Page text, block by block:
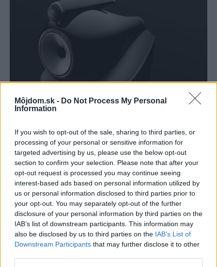
Môjdom.sk - Do Not Process My Personal
Information
If you wish to opt-out of the sale, sharing to third parties, or
processing of your personal or sensitive information for
targeted advertising by us, please use the below opt-out
section to confirm your selection. Please note that after your
opt-out request is processed you may continue seeing
interest-based ads based on personal information utilized by
us or personal information disclosed to third parties prior to
your opt-out. You may separately opt-out of the further
disclosure of your personal information by third parties on the
IAB’s list of downstream participants. This information may
also be disclosed by us to third parties on the IAB’s List of
Downstream Participants that may further disclose it to other